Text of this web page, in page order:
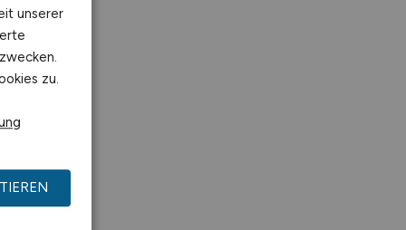
unserer
zu.